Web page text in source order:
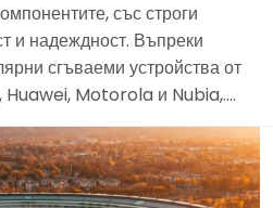
със строги
и надеждност. Въпреки
сгъваеми устройства от
Huawei, Motorola и Nubia,….